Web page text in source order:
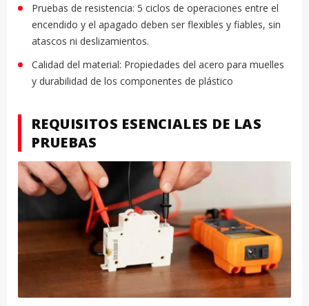
Pruebas de resistencia: 5 ciclos de operaciones entre el
encendido y el apagado deben ser flexibles y fiables, sin
atascos ni deslizamientos.
Calidad del material: Propiedades del acero para muelles
y durabilidad de los componentes de plástico
REQUISITOS ESENCIALES DE LAS
PRUEBAS